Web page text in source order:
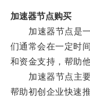
加速器节点购买
加速器节点是一
们通常会在一定时
和资金支持，帮助
加速器节点主要
帮助初创企业快速